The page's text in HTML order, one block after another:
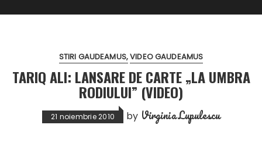
STIRI GAUDEAMUS VIDEO GAUDEAMUS
TARIQ ALI: LANSARE DE CARTE „LA UMBRA
RODIULUI” (VIDEO)
21 noiembrie 2010 by Virginia Lupulescu